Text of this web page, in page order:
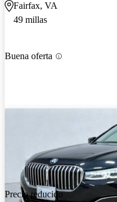
Fairfax, VA
49 millas
Buena oferta
Precio reducido